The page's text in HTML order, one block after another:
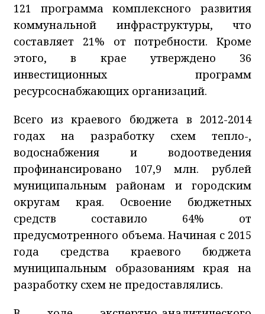
121 программа комплексного развития
коммунальной инфраструктуры, что
составляет 21% от потребности. Кроме
этого, в крае утверждено 36
инвестиционных программ
ресурсоснабжающих организаций.
Всего из краевого бюджета в 2012-2014
годах на разработку схем тепло-,
водоснабжения и водоотведения
профинансировано 107,9 млн. рублей
муниципальным районам и городским
округам края. Освоение бюджетных
средств составило 64% от
предусмотренного объема. Начиная с 2015
года средства краевого бюджета
муниципальным образованиям края на
разработку схем не предоставлялись.